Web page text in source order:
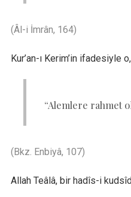
(Âl-i İmrân, 164)
Kur’an-ı Kerim’in ifadesiyle
“Alemlere rahmet
(Bkz. Enbiyâ, 107)
Allah Teâlâ, bir hadîs-i